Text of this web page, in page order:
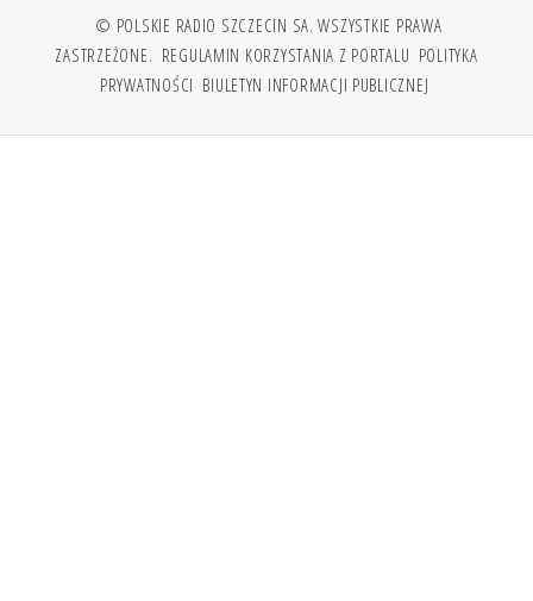
© POLSKIE RADIO SZCZECIN SA. WSZYSTKIE PRAWA
ZASTRZEŻONE. REGULAMIN KORZYSTANIA Z PORTALU POLITYKA
PRYWATNOŚCI BIULETYN INFORMACJI PUBLICZNEJ